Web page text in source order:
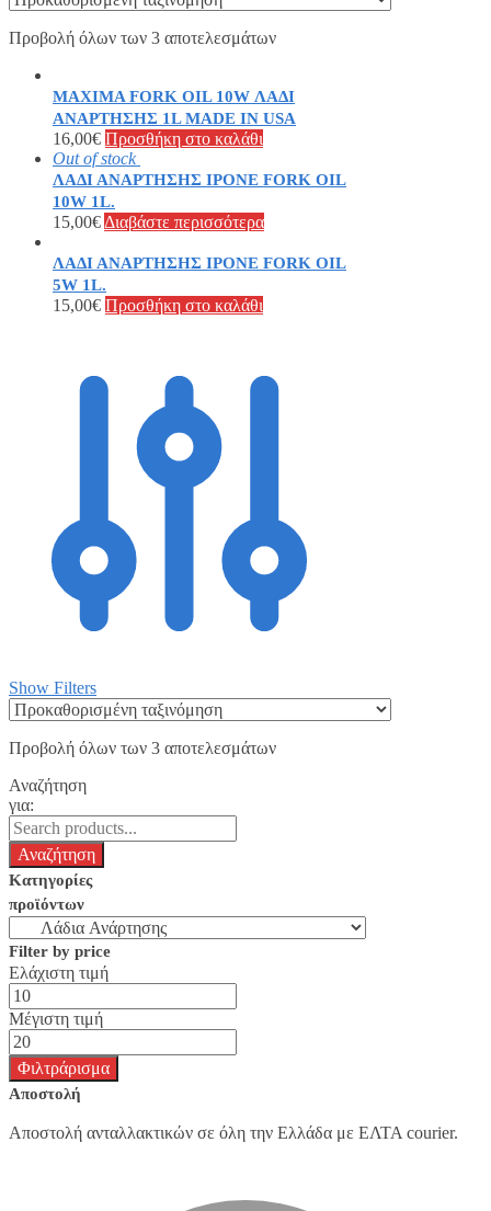
Προβολή όλων των 3 αποτελεσμάτων
MAXIMA FORK OIL 10W ΛΑΔΙ
ΑΝΑΡΤΗΣΗΣ 1L MADE IN USA
16,00€ Προσθήκη στο καλάθι
Out of stock
ΛΑΔΙ ΑΝΑΡΤΗΣΗΣ IPONE FORK OIL
10W 1L.
15,00€ Διαβάστε περισσότερα
ΛΑΔΙ ΑΝΑΡΤΗΣΗΣ IPONE FORK OIL
5W 1L.
15,00€ Προσθήκη στο καλάθι
Show Filters
Προβολή όλων των 3 αποτελεσμάτων
Αναζήτηση
για:
Κατηγορίες
προϊόντων
Filter by price
Ελάχιστη τιμή
Μέγιστη τιμή
Φιλτράρισμα
Αποστολή
Αποστολή ανταλλακτικών σε όλη την Ελλάδα με ΕΛΤΑ courier.